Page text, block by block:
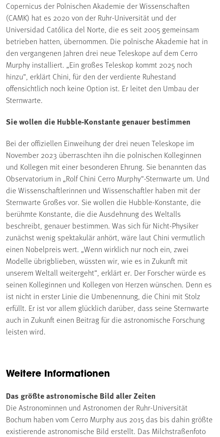
Copernicus der Polnischen Akademie der Wissenschaften
(CAMK) hat es 2020 von der Ruhr-Universität und der
Universidad Católica del Norte, die es seit 2005 gemeinsam
betrieben hatten, übernommen. Die polnische Akademie hat in
den vergangenen Jahren drei neue Teleskope auf dem Cerro
Murphy installiert. „Ein großes Teleskop kommt 2025 noch
hinzu“, erklärt Chini, für den der verdiente Ruhestand
offensichtlich noch keine Option ist. Er leitet den Umbau der
Sternwarte.
Sie wollen die Hubble-Konstante genauer bestimmen
Bei der offiziellen Einweihung der drei neuen Teleskope im
November 2023 überraschten ihn die polnischen Kolleginnen
und Kollegen mit einer besonderen Ehrung. Sie benannten das
Observatorium in „Rolf Chini Cerro Murphy“-Sternwarte um. Und
die Wissenschaftlerinnen und Wissenschaftler haben mit der
Sternwarte Großes vor. Sie wollen die Hubble-Konstante, die
berühmte Konstante, die die Ausdehnung des Weltalls
beschreibt, genauer bestimmen. Was sich für Nicht-Physiker
zunächst wenig spektakulär anhört, wäre laut Chini vermutlich
einen Nobelpreis wert. „Wenn wirklich nur noch ein, zwei
Modelle übrigblieben, wüssten wir, wie es in Zukunft mit
unserem Weltall weitergeht“, erklärt er. Der Forscher würde es
seinen Kolleginnen und Kollegen von Herzen wünschen. Denn es
ist nicht in erster Linie die Umbenennung, die Chini mit Stolz
erfüllt. Er ist vor allem glücklich darüber, dass seine Sternwarte
auch in Zukunft einen Beitrag für die astronomische Forschung
leisten wird.
Weitere Informationen
Das größte astronomische Bild aller Zeiten
Die Astronominnen und Astronomen der Ruhr-Universität
Bochum haben vom Cerro Murphy aus 2015 das bis dahin größte
existierende astronomische Bild erstellt. Das Milchstraßenfoto